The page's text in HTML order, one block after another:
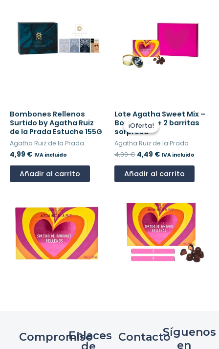
Bombones Rellenos
Surtido by Agatha Ruiz
de la Prada Estuche 155G
Agatha Ruiz de la Prada
4,99 € IVA incluido
Añadir al carrito
¡Oferta!
¡Oferta!
Lote Agatha Sweet Mix –
Bombones + 2 barritas
sorpresa
Agatha Ruiz de la Prada
4,99€
El
precio
original
era:
4,99 €.
4,49 €
El
precio
4,49 €.
IVA incluido
Añadir al carrito
Compromiso
Enlaces ContactoSíguenos
en